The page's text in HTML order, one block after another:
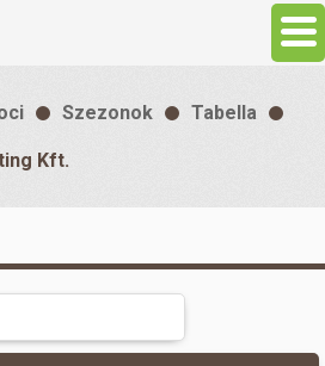
Szezonok Tabella
Kft.